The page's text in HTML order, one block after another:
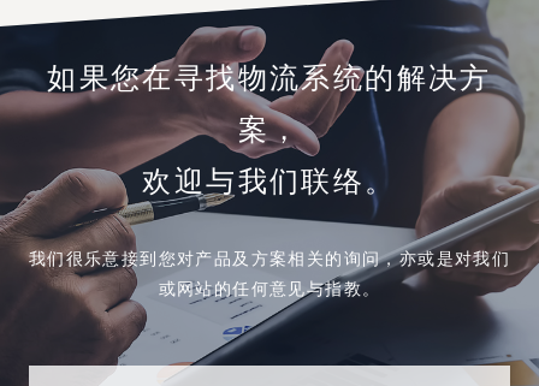
如果您在寻找物流系统的解决方
案，
欢迎与我们联络。
我们很乐意接到您对产品及方案相关的询问，亦或是对我们
或网站的任何意见与指教。